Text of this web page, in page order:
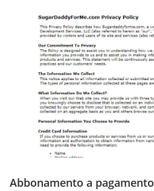
Abbonamento a pagamento